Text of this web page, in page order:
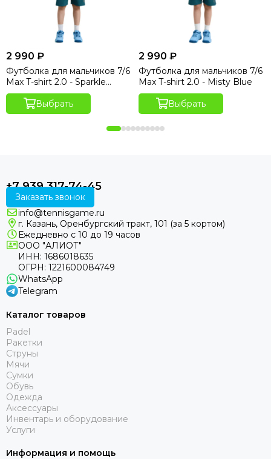
2 990 ₽
Футболка для мальчиков 7/6
Max T-shirt 2.0 - Sparkle
Hydro Print
Выбрать
2 990 ₽
Футболка для мальчиков 7/6
Max T-shirt 2.0 - Misty Blue
Выбрать
+7 939 317-74-45
Заказать звонок
info@tennisgame.ru
г. Казань, Оренбургский тракт, 101 (за 5 кортом)
Ежедневно с 10 до 19 часов
ООО "АЛИОТ"
ИНН: 1686018635
ОГРН: 1221600084749
WhatsApp
Telegram
Каталог товаров
Padel
Ракетки
Струны
Мячи
Сумки
Обувь
Одежда
Аксессуары
Инвентарь и оборудование
Услуги
Информация и помощь